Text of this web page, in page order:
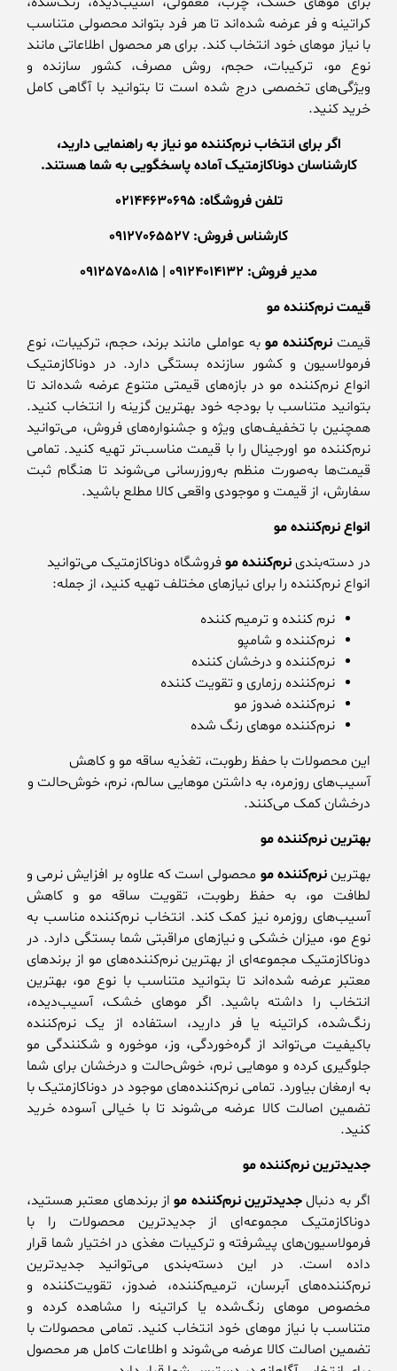
کراتینه و فر عرضه شده‌اند تا هر فرد بتواند محصولی متناسب
با نیاز موهای خود انتخاب کند. برای هر محصول اطلاعاتی مانند
نوع مو، ترکیبات، حجم، روش مصرف، کشور سازنده و
ویژگی‌های تخصصی درج شده است تا بتوانید با آگاهی کامل
خرید کنید.
اگر برای انتخاب نرم‌کننده مو نیاز به راهنمایی دارید،
کارشناسان دوناکازمتیک آماده پاسخگویی به شما هستند.
تلفن فروشگاه: 02144630695
کارشناس فروش: 09127065527
مدیر فروش: 09124014132 | 09125750815
قیمت نرم‌کننده مو
قیمتنرم‌کننده مو به عواملی مانند برند، حجم، ترکیبات، نوع
فرمولاسیون و کشور سازنده بستگی دارد. در دوناکازمتیک
انواع نرم‌کننده مو در بازه‌های قیمتی متنوع عرضه شده‌اند تا
بتوانید متناسب با بودجه خود بهترین گزینه را انتخاب کنید.
همچنین با تخفیف‌های ویژه و جشنواره‌های فروش، می‌توانید
نرم‌کننده مو اورجینال را با قیمت مناسب‌تر تهیه کنید. تمامی
قیمت‌ها به‌صورت منظم به‌روزرسانی می‌شوند تا هنگام ثبت
سفارش، از قیمت و موجودی واقعی کالا مطلع باشید.
انواع نرم‌کننده مو
در دسته‌بندی نرم‌کننده موفروشگاه دوناکازمتیک می‌توانید
انواع نرم‌کننده را برای نیازهای مختلف تهیه کنید، از جمله:
نرم کننده و ترمیم کننده
نرم‌کننده و شامپو
نرم‌کننده و درخشان کننده
نرم‌کننده رزماری و تقویت کننده
نرم‌کننده ضدوز مو
نرم‌کننده موهای رنگ شده
این محصولات با حفظ رطوبت، تغذیه ساقه مو و کاهش
آسیب‌های روزمره، به داشتن موهایی سالم، نرم، خوش‌حالت و
درخشان کمک می‌کنند.
بهترین نرم‌کننده مو
بهتریننرم‌کننده مو محصولی است که علاوه بر افزایش نرمی و
لطافت مو، به حفظ رطوبت، تقویت ساقه مو و کاهش
آسیب‌های روزمره نیز کمک کند. انتخاب نرم‌کننده مناسب به
نوع مو، میزان خشکی و نیازهای مراقبتی شما بستگی دارد. در
دوناکازمتیک مجموعه‌ای از بهترین نرم‌کننده‌های مو از برندهای
معتبر عرضه شده‌اند تا بتوانید متناسب با نوع مو، بهترین
انتخاب را داشته باشید. اگر موهای خشک، آسیب‌دیده،
رنگ‌شده، کراتینه یا فر دارید، استفاده از یک نرم‌کننده
باکیفیت می‌تواند از گره‌خوردگی، وز، موخوره و شکنندگی مو
جلوگیری کرده و موهایی نرم، خوش‌حالت و درخشان برای شما
به ارمغان بیاورد. تمامی نرم‌کننده‌های موجود در دوناکازمتیک با
تضمین اصالت کالا عرضه می‌شوند تا با خیالی آسوده خرید
کنید.
جدیدترین نرم‌کننده مو
اگر به دنبال جدیدترین نرم‌کننده مواز برندهای معتبر هستید،
دوناکازمتیک مجموعه‌ای از جدیدترین محصولات را با
فرمولاسیون‌های پیشرفته و ترکیبات مغذی در اختیار شما قرار
داده است. در این دسته‌بندی می‌توانید جدیدترین
نرم‌کننده‌های آبرسان، ترمیم‌کننده، ضدوز، تقویت‌کننده و
مخصوص موهای رنگ‌شده یا کراتینه را مشاهده کرده و
متناسب با نیاز موهای خود انتخاب کنید. تمامی محصولات با
تضمین اصالت کالا عرضه می‌شوند و اطلاعات کامل هر محصول